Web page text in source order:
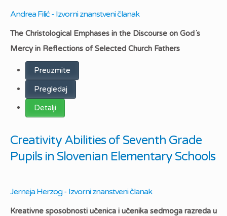
Andrea Filić - Izvorni znanstveni članak
The Christological Emphases in the Discourse on God´s
Mercy in Reflections of Selected Church Fathers
Preuzmite
Pregledaj
Detalji
Creativity Abilities of Seventh Grade
Pupils in Slovenian Elementary Schools
Jerneja Herzog - Izvorni znanstveni članak
Kreativne sposobnosti učenica i učenika sedmoga razreda u